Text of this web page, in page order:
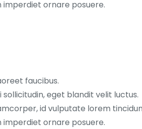
imperdiet ornare posuere.
faucibus.
sollicitudin, eget blandit velit luctus.
id vulputate lorem
imperdiet ornare posuere.